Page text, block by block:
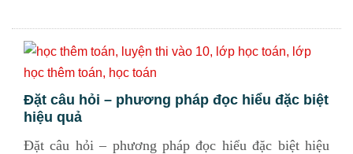
Đặt câu hỏi – phương pháp đọc hiểu đặc biệt
hiệu quả
Đặt câu hỏi – phương pháp đọc hiểu đặc biệt hiệu